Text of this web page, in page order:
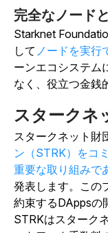
完全なノード
Starknet
して ノードを実行
ーンエコシステム
なく、役立つ金銭
スタークネ
スタークネット財
ン（STRK）をコ
重要な取り組みで
発表します。この
約束するDAppsの
STRKはスターク